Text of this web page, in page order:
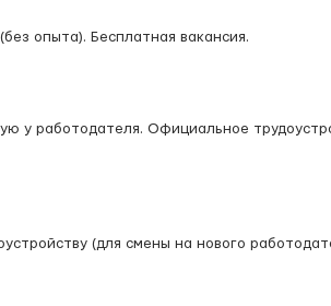
опыта). Бесплатная вакансия.
у работодателя. Официальное
(для смены на нового